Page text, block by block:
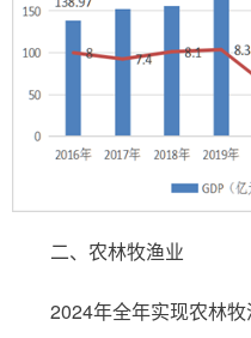
二、农林牧渔业
2024年全年实现农林